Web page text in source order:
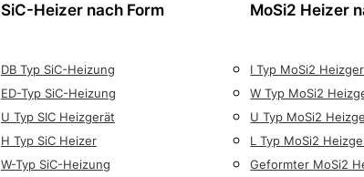
SiC-Heizer nach Form
DB Typ SiC-Heizung
ED-Typ SiC-Heizung
U Typ SIC Heizgerät
H Typ SiC Heizer
W-Typ SiC-Heizung
MoSi2 Heizer
I Typ MoSi2
W Typ MoSi2
U Typ MoSi2
L Typ MoSi2
Geformter MoSi2